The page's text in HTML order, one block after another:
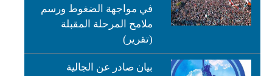
في مواجهة الضغوط ورسم
ملامح المرحلة المقبلة
(تقرير)
بيان صادر عن الجالية